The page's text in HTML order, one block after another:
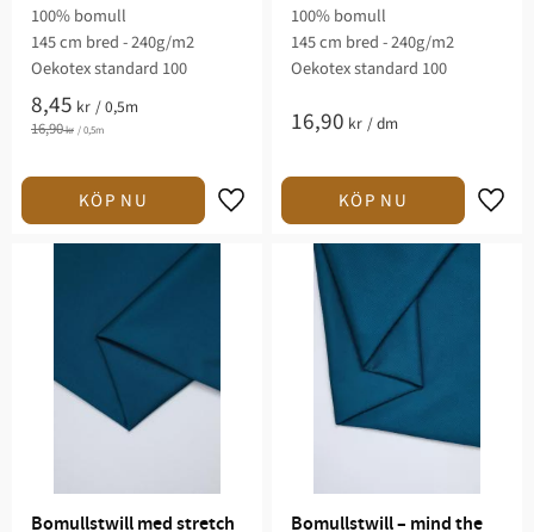
100% bomull
145 cm bred - 240g/m2
Oekotex standard 100
8,45 kr /0,5m
16,90kr /0,5m
Lägg till i favoriter
100% bomull
145 cm bred - 240g/m2
Oekotex standard 100
16,90 kr /dm
Bomullstwill med stretch Bomullstwill – mind the